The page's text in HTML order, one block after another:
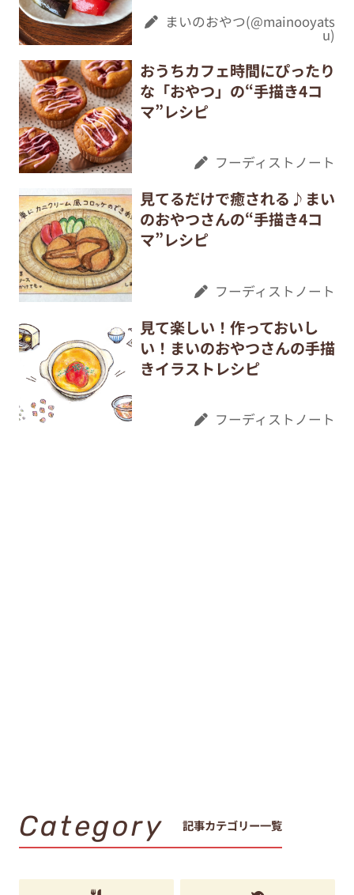
まいのおやつ(@mainooyats
u)
おうちカフェ時間にぴったり
な「おやつ」の“手描き4コ
マ”レシピ
フーディストノート
見てるだけで癒される♪まい
のおやつさんの“手描き4コ
マ”レシピ
フーディストノート
見て楽しい！作っておいし
い！まいのおやつさんの手描
きイラストレシピ
フーディストノート
Category 記事カテゴリー一覧